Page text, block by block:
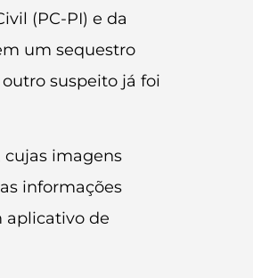
(PC-PI) e da
um sequestro
suspeito já foi
cujas imagens
informações
aplicativo de